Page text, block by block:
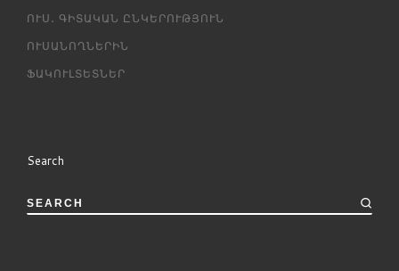
ՈՒՍ․ ԳԻՏԱԿԱՆ ԸՆԿԵՐՈՒԹՅՈՒՆ
ՈՒՍԱՆՈՂՆԵՐԻՆ
ՖԱԿՈՒԼՏԵՏՆԵՐ
Search
SEARCH